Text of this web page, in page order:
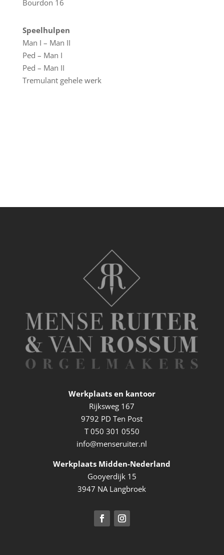
Bourdon 16
Speelhulpen
Man I – Man II
Ped – Man I
Ped – Man II
Tremulant gehele werk
Werkplaats en kantoor
Rijksweg 167
9792 PD Ten Post
T 050 301 0550
info@menseruiter.nl
Werkplaats Midden-Nederland
Gooyerdijk 15
3947 NA Langbroek